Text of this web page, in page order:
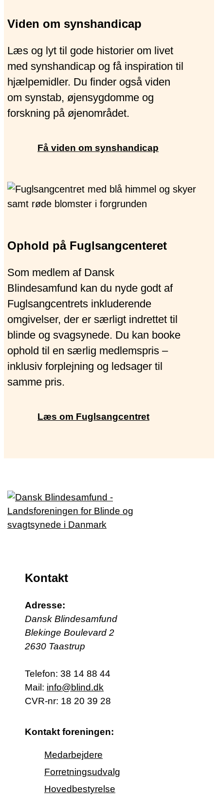
Viden om synshandicap
Læs og lyt til gode historier om livet
med synshandicap og få inspiration til
hjælpemidler. Du finder også viden
om synstab, øjensygdomme og
forskning på øjenområdet.
Få viden om synshandicap
Ophold på Fuglsangcenteret
Som medlem af Dansk
Blindesamfund kan du nyde godt af
Fuglsangcentrets inkluderende
omgivelser, der er særligt indrettet til
blinde og svagsynede. Du kan booke
ophold til en særlig medlemspris –
inklusiv forplejning og ledsager til
samme pris.
Læs om Fuglsangcentret
Kontakt
Adresse:
Dansk Blindesamfund
Blekinge Boulevard 2
2630 Taastrup
Telefon: 38 14 88 44
Mail: info@blind.dk
CVR-nr: 18 20 39 28
Kontakt foreningen:
Medarbejdere
Forretningsudvalg
Hovedbestyrelse